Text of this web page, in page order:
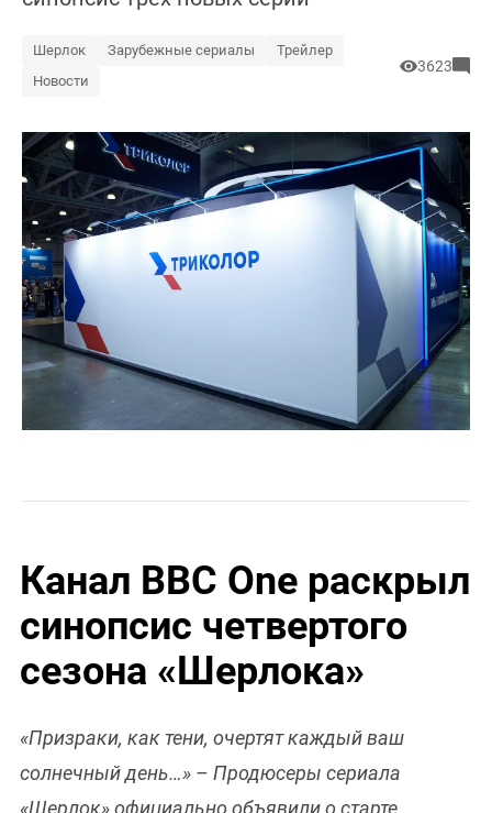
Шерлок Зарубежные сериалы
Трейлер
Новости
3623
Канал ВВС One раскрыл
синопсис четвертого
сезона «Шерлока»
«Призраки, как тени, очертят каждый ваш
солнечный день…» – Продюсеры сериала
«Шерлок» официально объявили о старте